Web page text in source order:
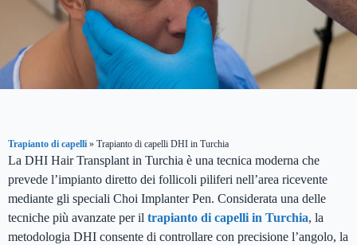
Trapianto di capelli » Trapianto di capelli DHI in Turchia
La DHI Hair Transplant in Turchia è una tecnica moderna che
prevede l’impianto diretto dei follicoli piliferi nell’area ricevente
mediante gli speciali Choi Implanter Pen. Considerata una delle
tecniche più avanzate per il trapianto di capelli in Turchia, la
metodologia DHI consente di controllare con precisione l’angolo, la